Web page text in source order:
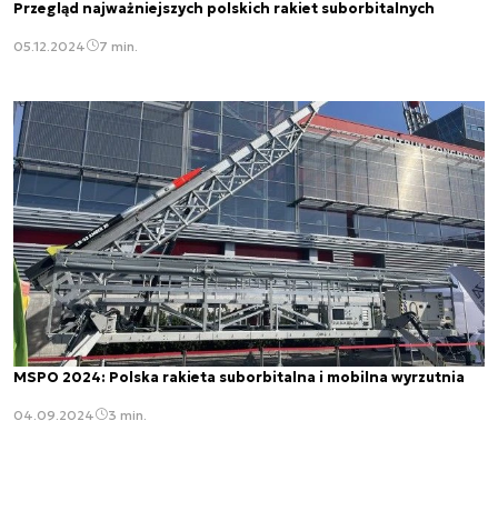
Przegląd najważniejszych polskich rakiet suborbitalnych
05.12.2024 7 min.
MSPO 2024: Polska rakieta suborbitalna i mobilna wyrzutnia
04.09.2024 3 min.